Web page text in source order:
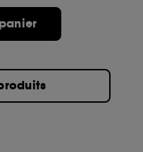
concernant le dépôt
"personnaliser mes
"tout accepter".
de